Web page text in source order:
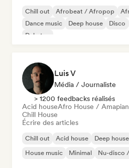
Chill out Afrobeat / Afropop
Dance music
Deep house Disco
Dubstep
Luis V
Média / Journaliste
> 1200 feedbacks réalisés
Acid houseAfro House /
Chill House
Écrire des articles
Chill out Acid house Deep house
House music
Minimal Nu-disco